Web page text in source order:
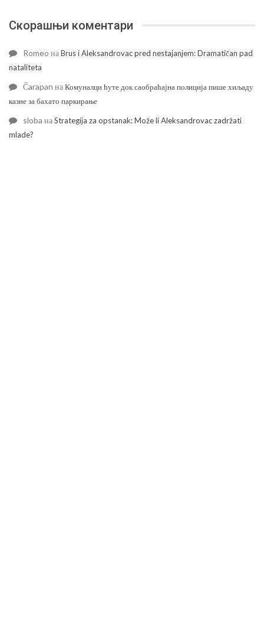
Скорашњи коментари
Romeo наBrus i Aleksandrovac pred nestajanjem: Dramatičan pad
nataliteta
Čarapan наКомуналци ћуте док саобраћајна полиција пише хиљаду
казне за бахато паркирање
sloba наStrategija za opstanak: Može li Aleksandrovac zadržati
mlade?